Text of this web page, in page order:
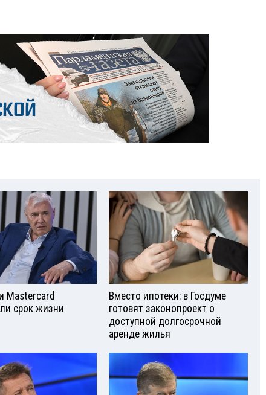
Mastercard
срок жизни
Вместо ипотеки: в Госдуме
готовят законопроект о
доступной долгосрочной
аренде жилья